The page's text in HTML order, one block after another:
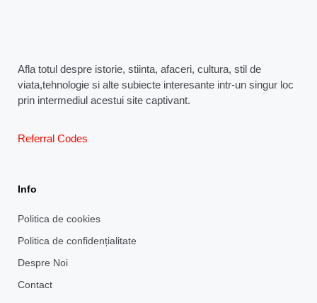
Afla totul despre istorie, stiinta, afaceri, cultura, stil de
viata,tehnologie si alte subiecte interesante intr-un singur loc
prin intermediul acestui site captivant.
Referral Codes
Info
Politica de cookies
Politica de confidențialitate
Despre Noi
Contact